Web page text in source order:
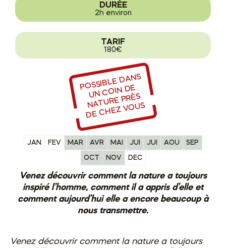
DURÉE
2h environ
TARIF
180€
P
OSSIBLE
DA
NS
U
N
C
OI
N
DE
NATURE PRÈS
DE
C
HEZ V
OUS
JAN FEV MAR AVR MAI JUI JUI AOU SEP
OCT NOV DEC
Venez découvrir comment la nature a toujours
inspiré l’homme, comment il a appris d’elle et
comment aujourd’hui elle a encore beaucoup à
nous transmettre.
Venez découvrir comment la nature a toujours